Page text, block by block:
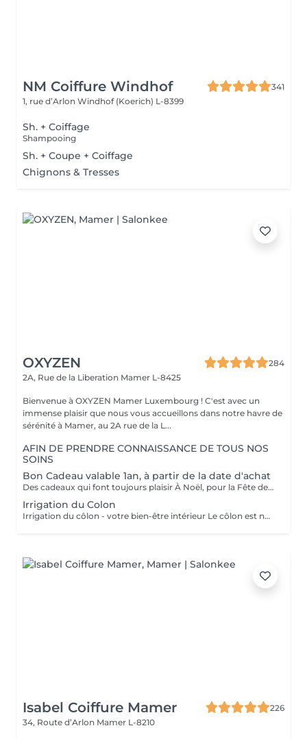
NM Coiffure Windhof
341
1, rue d’Arlon Windhof (Koerich) L-8399
Sh. + Coiffage
Shampooing
Sh. + Coupe + Coiffage
Chignons & Tresses
OXYZEN
284
2A, Rue de la Liberation Mamer L-8425
Bienvenue à OXYZEN Mamer Luxembourg ! C'est avec un
immense plaisir que nous vous accueillons dans notre havre de
sérénité à Mamer, au 2A rue de la L...
AFIN DE PRENDRE CONNAISSANCE DE TOUS NOS
SOINS
Bon Cadeau valable 1an, à partir de la date d'achat
Des cadeaux qui font toujours plaisir À Noël, pour la Fête des Mères, des Pères, des Grands-Mères, la Saint-Valentin, un anniversaire ou simplement pour faire plaisir : les bons cadeaux OXYZEN sont l'attention idéale. Offrez à vos proches une véritable expérience de bien-être inoubliable. * Vous pouvez acheter vos bons cadeaux directement en ligne sur Salonkee, de façon simple et sécurisée. * Vous pouvez également les commander via notre site internet : https://www.oxyzen.lu Sur notre site, vous avez la possibilité de recevoir un bon cadeau personnalisé, prêt à être imprimé, utilisable immédiatement. Nos bons cadeaux sont valides 1 an à compter de leur date d'achat. Ils peuvent être envoyés par courrier à l'adresse de votre choix ou reçus par mail immédiatement après validation de votre achat . Et si vous préférez le contact direct, il est aussi possible de venir les récupérer en mains propres sur rendez-vous.
Irrigation du Colon
Irrigation du côlon - votre bien-être intérieur Le côlon est notre deuxième cerveau : pour une véritable harmonie, il est essentiel de prendre soin à la fois de son mental et de sa digestion. Une séance se déroule en deux temps : - Un échange personnalisé sur votre hygiène de vie, afin de vous donner des conseils alimentaires adaptés.( + ou - 30 minutes) - La séance d'irrigation ( + ou - 45 minutes), réalisée en douceur avec un appareil spécialisé, pour purifier et régénérer votre système digestif. Bienfaits : * Soulage ballonnements et lourdeurs * Améliore le transit * Élimine gaz et fermentations * Favorise une flore intestinale équilibrée * Apporte légèreté, vitalité et détente L'extérieur reflète l'intérieur : une peau lumineuse et un bien-être visible commencent par un côlon équilibré. Pour plus d'informations, consultez notre site : https://www.oxyzen.lu/massages/irrigation-du-colon.html
Isabel Coiffure Mamer
226
34, Route d’Arlon Mamer L-8210